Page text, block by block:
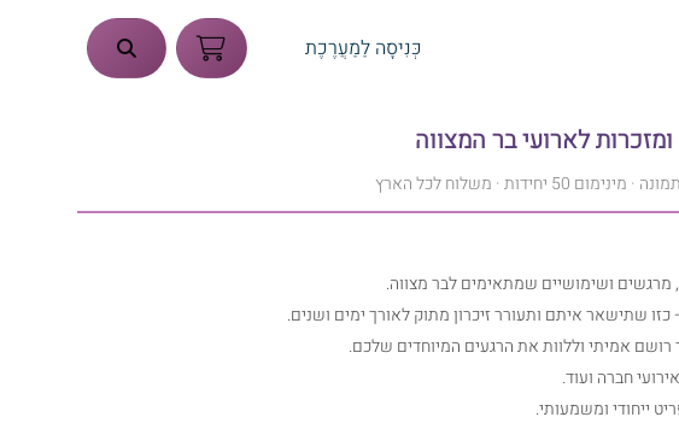
כְּנִיסָה לַמַעֲרֶכֶת
לארועי בר המצווה
· משלוח לכל הארץ
ושימושיים שמתאימים לבר מצווה.
שתישאר איתם ותעורר זיכרון מתוק לאורך ימים ושנים.
רושם אמיתי וללוות את הרגעים המיוחדים שלכם.
חברה ועוד.
ייחודי ומשמעותי.